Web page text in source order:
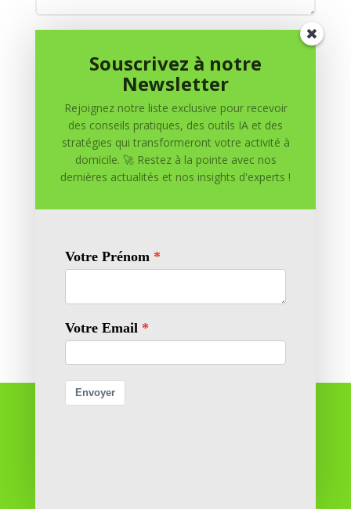
Souscrivez à notre
Newsletter
Rejoignez notre liste exclusive pour recevoir
des conseils pratiques, des outils IA et des
stratégies qui transformeront votre activité à
domicile. 🚀 Restez à la pointe avec nos
dernières actualités et nos insights d'experts !